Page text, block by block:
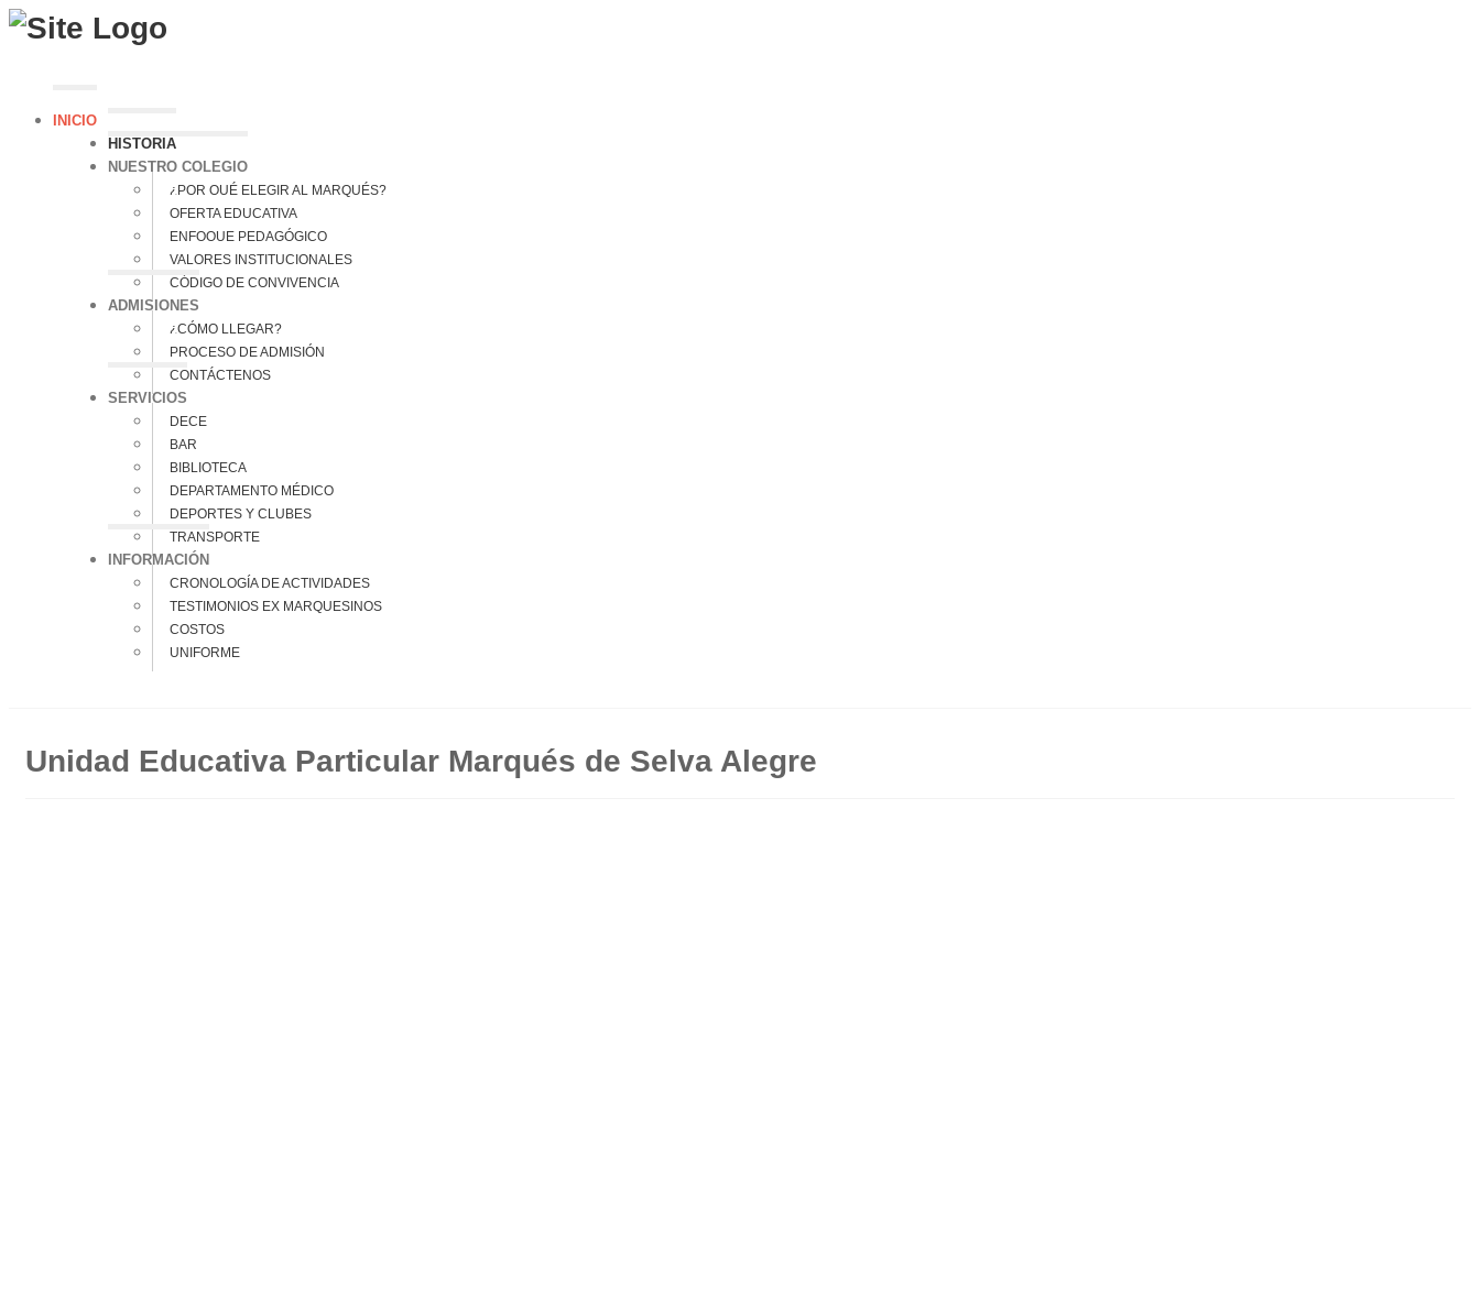
INICIO
HISTORIA
NUESTRO COLEGIO
¿POR QUÉ ELEGIR AL MARQUÉS?
OFERTA EDUCATIVA
ENFOQUE PEDAGÓGICO
VALORES INSTITUCIONALES
CÓDIGO DE CONVIVENCIA
ADMISIONES
¿CÓMO LLEGAR?
PROCESO DE ADMISIÓN
CONTÁCTENOS
SERVICIOS
DECE
BAR
BIBLIOTECA
DEPARTAMENTO MÉDICO
DEPORTES Y CLUBES
TRANSPORTE
INFORMACIÓN
CRONOLOGÍA DE ACTIVIDADES
TESTIMONIOS EX MARQUESINOS
COSTOS
UNIFORME
Unidad Educativa Particular Marqués de Selva Alegre